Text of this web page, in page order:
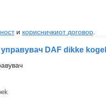
и корисничкиот договор.
DAF dikke